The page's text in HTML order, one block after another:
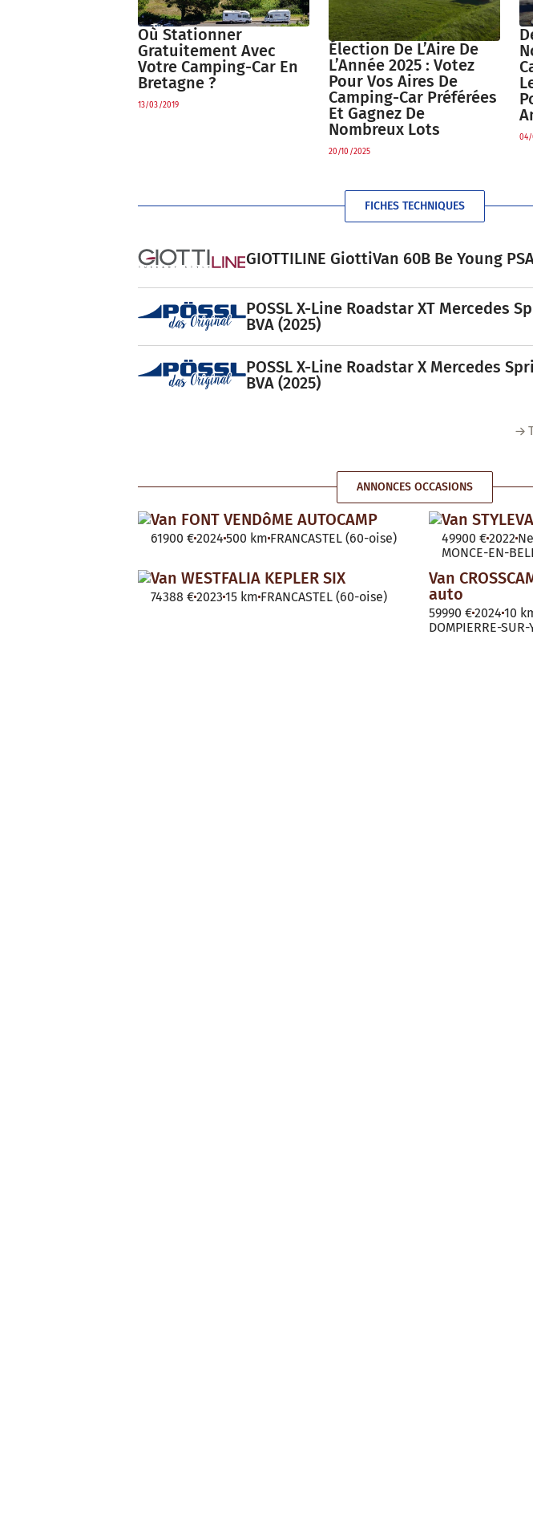
Où Stationner
Gratuitement Avec
Votre Camping-Car En
Bretagne ?
13/03/2019
Élection De L’Aire De
L’Année 2025 : Votez
Pour Vos Aires De
Camping-Car Préférées
Et Gagnez De
Nombreux Lots
20/10/2025
04/
FICHES TECHNIQUES
GIOTTILINE GiottiVan 60B Be Young
POSSL X-Line Roadstar XT Mercedes
BVA (2025)
POSSL X-Line Roadstar X Mercedes
BVA (2025)
ANNONCES OCCASIONS
Van FONT VENDôME AUTOCAMP
61900 €2024 500 km FRANCASTEL (60-oise)
Van
49900 €2022
MONCE-EN-
Van WESTFALIA KEPLER SIX
74388 €2023 15 km FRANCASTEL (60-oise)
Van
auto
59990 €2024 10
DOMPIERRE-